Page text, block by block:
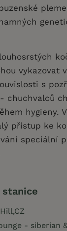
vykazovat
s
chuchvalců
hygieny.
přístup ke
speciální
stanice
- siberian